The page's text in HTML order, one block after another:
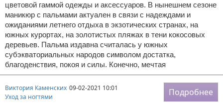
цветовой гаммой одежды и аксессуаров. В нынешнем сезоне
маникюр с пальмами актуален в связи с надеждами и
ожиданиями летнего отдыха в экзотических странах, на
южных курортах, на золотистых пляжах в тени кокосовых
деревьев. Пальма издавна считалась у южных
субэкваториальных народов символом достатка,
благоденствия, покоя и силы. Конечно, мечтая
Виктория Каменских 09-02-2021 10:01
Уход за ногтями
Подробнее